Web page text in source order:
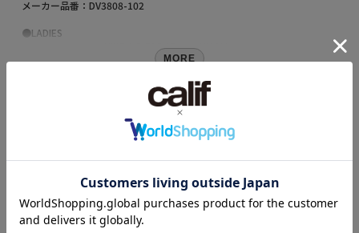
メーカー品番：DV3808-102
●LADIES
>>128241052044 NIKE AIR FORCE 1 07 NN DV3808-102
アメリカ合衆国オレゴン州に本社を置く、スニーカーやスポーツウェア
などスポーツ関連商品を扱うトップスポーツブランドとして知られる世
ニューヨーク証券取引所に上場。イノベーションを意識した商品展開に
より、今や世界のトップに君臨するスポーツ＆フィットネスカンパニ
【Styles（スタイルス）】
完売カラーは「再入荷」登録がオススメ！
再入荷時にメールまたはLINEでお知らせいたします。
MORE
アッパー：合成皮革 ソール：ラバー
商品コード
128241052100
Tシャツ シャツ ニット
アウター・ジャケット
スウェット
カットソー タンクトップ
パンツ・ショーツ